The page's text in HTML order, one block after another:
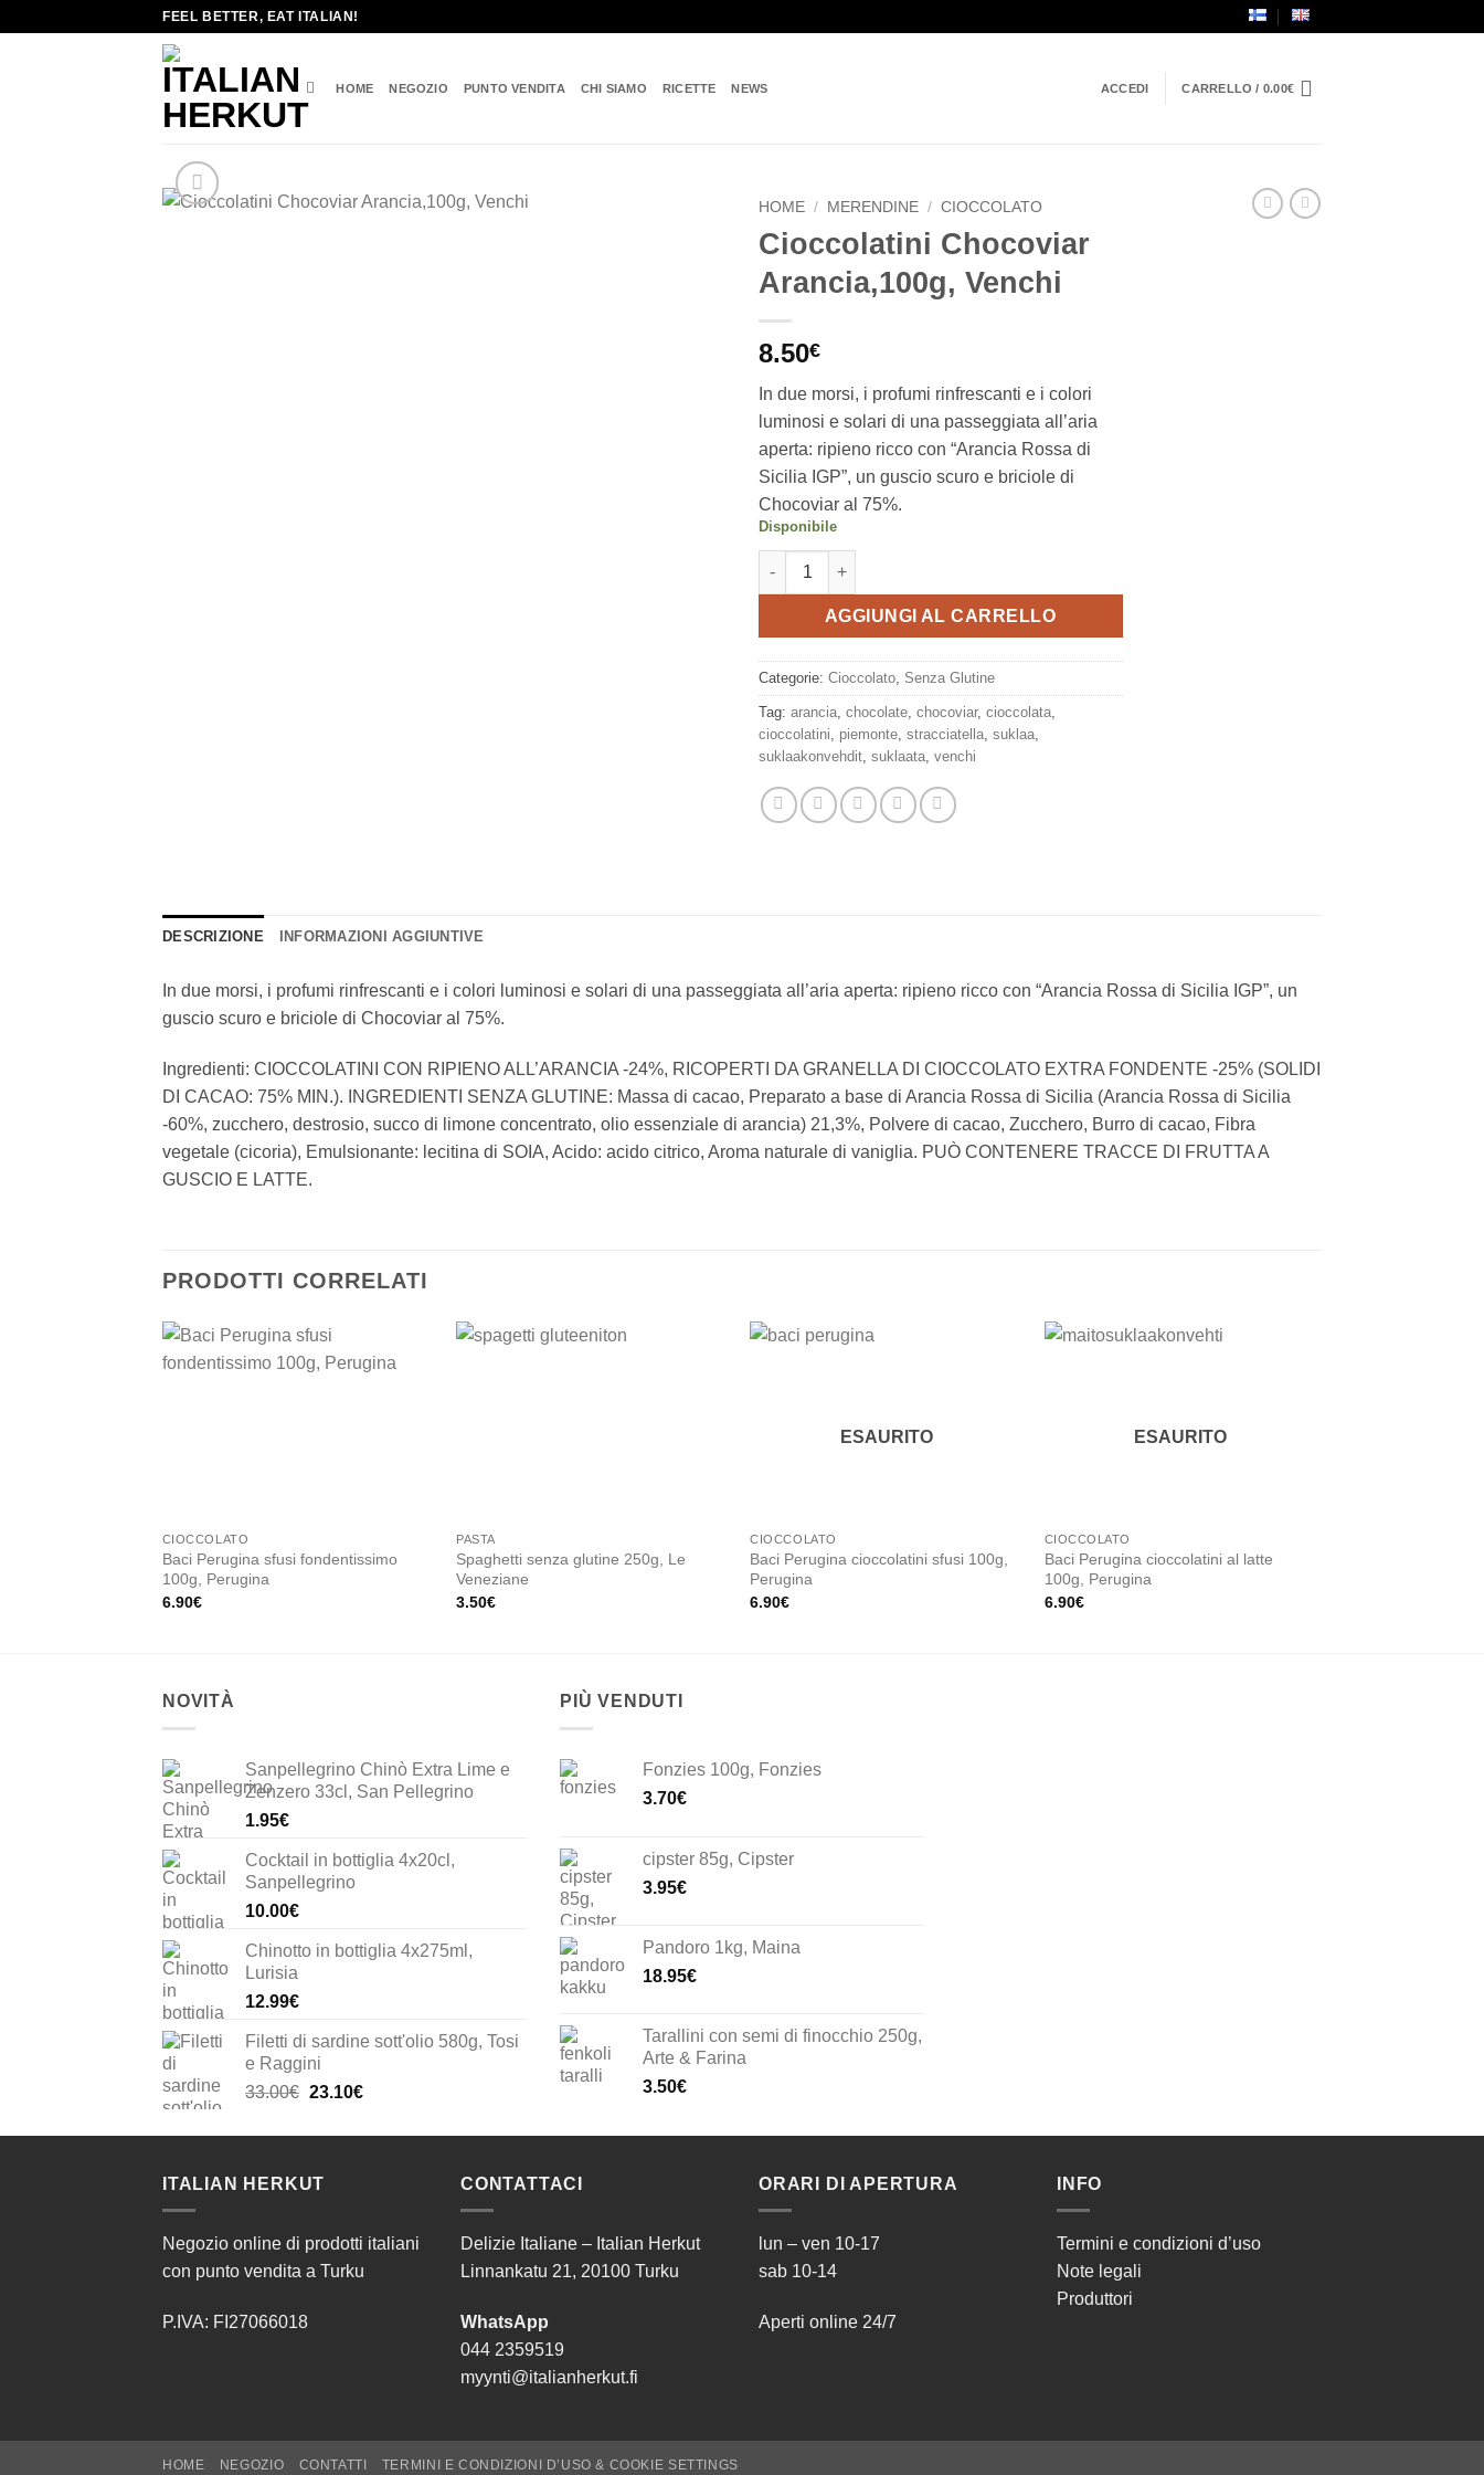
FEEL BETTER, EAT ITALIAN!
HOME NEGOZIO PUNTO VENDITA CHI SIAMO RICETTE NEWS ACCEDI CARRELLO / 0.00€
HOME / MERENDINE / CIOCCOLATO
Cioccolatini Chocoviar
Arancia,100g, Venchi
8.50€
In due morsi, i profumi rinfrescanti e i colori
luminosi e solari di una passeggiata all’aria
aperta: ripieno ricco con “Arancia Rossa di
Sicilia IGP”, un guscio scuro e briciole di
Chocoviar al 75%.
Disponibile
Cioccolatini Chocoviar Arancia,100g, Venchi quantità
AGGIUNGI AL CARRELLO
Categorie: Cioccolato Senza Glutine
Tag: arancia chocolate chocoviar, cioccolata
cioccolatini
piemonte stracciatella suklaa
suklaakonvehdit suklaata venchi
DESCRIZIONE INFORMAZIONI AGGIUNTIVE
In due morsi, i profumi rinfrescanti e i colori luminosi e solari di una passeggiata all’aria aperta: ripieno ricco con “Arancia Rossa di Sicilia IGP”, un
guscio scuro e briciole di Chocoviar al 75%.
Ingredienti: CIOCCOLATINI CON RIPIENO ALL’ARANCIA -24%, RICOPERTI DA GRANELLA DI CIOCCOLATO EXTRA FONDENTE -25% (SOLIDI
DI CACAO: 75% MIN.). INGREDIENTI SENZA GLUTINE: Massa di cacao, Preparato a base di Arancia Rossa di Sicilia (Arancia Rossa di Sicilia
-60%, zucchero, destrosio, succo di limone concentrato, olio essenziale di arancia) 21,3%, Polvere di cacao, Zucchero, Burro di cacao, Fibra
vegetale (cicoria), Emulsionante: lecitina di SOIA, Acido: acido citrico, Aroma naturale di vaniglia. PUÒ CONTENERE TRACCE DI FRUTTA A
GUSCIO E LATTE.
PRODOTTI CORRELATI
CIOCCOLATO
Baci Perugina sfusi fondentissimo
100g, Perugina
6.90€
PASTA
Spaghetti senza glutine 250g, Le
Veneziane
3.50€
ESAURITO
CIOCCOLATO
Baci Perugina cioccolatini sfusi 100g,
Perugina
6.90€
ESAURITO
CIOCCOLATO
Baci Perugina cioccolatini al latte
100g, Perugina
6.90€
NOVITÀ
Sanpellegrino Chinò Extra Lime e
Zenzero 33cl, San Pellegrino
1.95€
Cocktail in bottiglia 4x20cl,
Sanpellegrino
10.00€
Chinotto in bottiglia 4x275ml,
Lurisia
12.99€
Filetti di sardine sott'olio 580g, Tosi
e Raggini
33.00€ Il
originale
33.00€.
23.10€Il
attuale
PIÙ VENDUTI
Fonzies 100g, Fonzies
3.70€
cipster 85g, Cipster
3.95€
Pandoro 1kg, Maina
18.95€
Tarallini con semi di finocchio 250g,
Arte & Farina
3.50€
ITALIAN HERKUT
Negozio online di prodotti italiani
con punto vendita a Turku
P.IVA: FI27066018
CONTATTACI
Delizie Italiane – Italian Herkut
Linnankatu 21, 20100 Turku
WhatsApp
044 2359519
myynti@italianherkut.fi
ORARI DI APERTURA
lun – ven 10-17
sab 10-14
Aperti online 24/7
INFO
Termini e condizioni d’uso
Note legali
Produttori
HOME NEGOZIO CONTATTI TERMINI E CONDIZIONI D’USO & COOKIE SETTINGS